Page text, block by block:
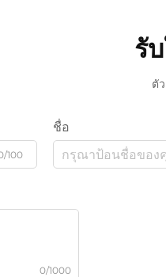
รั
ตั
100
ชื่อ
0/1000